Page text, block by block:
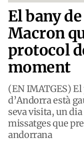
El bany
Macron
protocol
moment
(EN IMATGES)
d’Andorra està
seva visita, un dia
missatges que
andorrana